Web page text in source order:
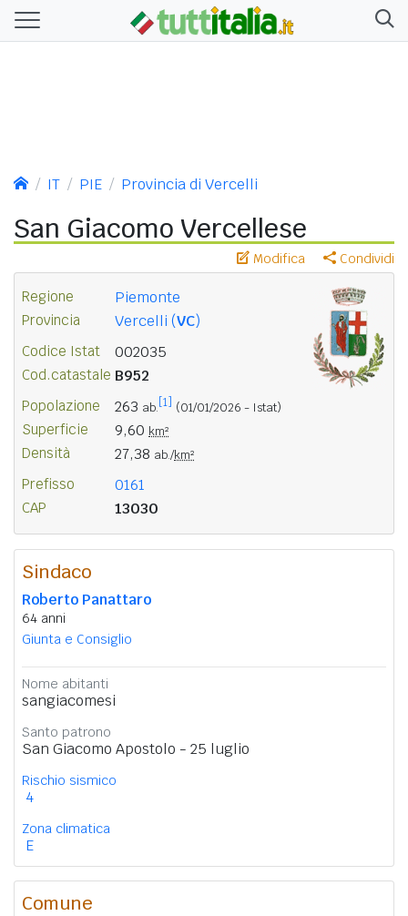
IT PIE Provincia di Vercelli
San Giacomo Vercellese
Modifica Condividi
Regione Piemonte
Provincia Vercelli (VC)
Codice Istat 002035
Cod.catastale B952
Popolazione 263 ab. [1] (01/01/2026 - Istat)
Superficie 9,60 km²
Densità 27,38 ab./km²
Prefisso 0161
CAP 13030
Sindaco
Roberto Panattaro
64 anni
Giunta e Consiglio
Nome abitanti
sangiacomesi
Santo patrono
San Giacomo Apostolo - 25 luglio
Rischio sismico
4
Zona climatica
E
Comune